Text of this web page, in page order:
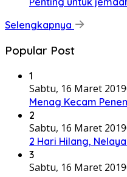
Selengkapnya
Popular Post
1
Sabtu, 16 Maret 2019
Menag Kecam
2
Sabtu, 16 Maret 2019
2 Hari Hilang,
3
Sabtu, 16 Maret 2019